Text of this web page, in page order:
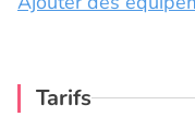
Tarifs